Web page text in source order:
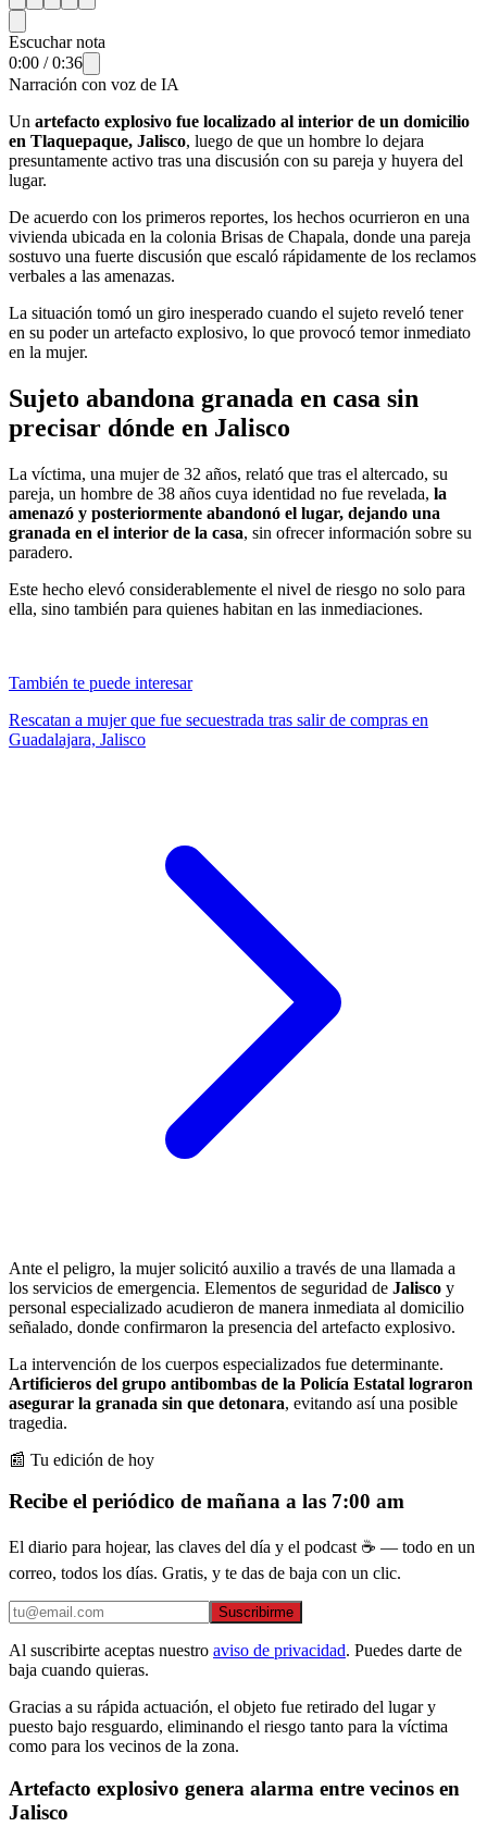
Escuchar nota
0:00 /0:36
Narración con voz de IA
Un artefacto explosivo fue localizado al interior de un domicilio
en Tlaquepaque, Jalisco, luego de que un hombre lo dejara
presuntamente activo tras una discusión con su pareja y huyera del
lugar.
De acuerdo con los primeros reportes, los hechos ocurrieron en una
vivienda ubicada en la colonia Brisas de Chapala, donde una pareja
sostuvo una fuerte discusión que escaló rápidamente de los reclamos
verbales a las amenazas.
La situación tomó un giro inesperado cuando el sujeto reveló tener
en su poder un artefacto explosivo, lo que provocó temor inmediato
en la mujer.
Sujeto abandona granada en casa sin
precisar dónde en Jalisco
La víctima, una mujer de 32 años, relató que tras el altercado, su
pareja, un hombre de 38 años cuya identidad no fue revelada, la
amenazó y posteriormente abandonó el lugar, dejando una
granada en el interior de la casa, sin ofrecer información sobre su
paradero.
Este hecho elevó considerablemente el nivel de riesgo no solo para
ella, sino también para quienes habitan en las inmediaciones.
También te puede interesar
Rescatan a mujer que fue secuestrada tras salir de compras en
Guadalajara, Jalisco
Ante el peligro, la mujer solicitó auxilio a través de una llamada a
los servicios de emergencia. Elementos de seguridad de Jalisco y
personal especializado acudieron de manera inmediata al domicilio
señalado, donde confirmaron la presencia del artefacto explosivo.
La intervención de los cuerpos especializados fue determinante.
Artificieros del grupo antibombas de la Policía Estatal lograron
asegurar la granada sin que detonara, evitando así una posible
tragedia.
📰 Tu edición de hoy
Recibe el periódico de mañana a las 7:00 am
El diario para hojear, las claves del día y el podcast ☕ — todo en un
correo, todos los días. Gratis, y te das de baja con un clic.
Suscribirme
Al suscribirte aceptas nuestro aviso de privacidad. Puedes darte de
baja cuando quieras.
Gracias a su rápida actuación, el objeto fue retirado del lugar y
puesto bajo resguardo, eliminando el riesgo tanto para la víctima
como para los vecinos de la zona.
Artefacto explosivo genera alarma entre vecinos en
Jalisco